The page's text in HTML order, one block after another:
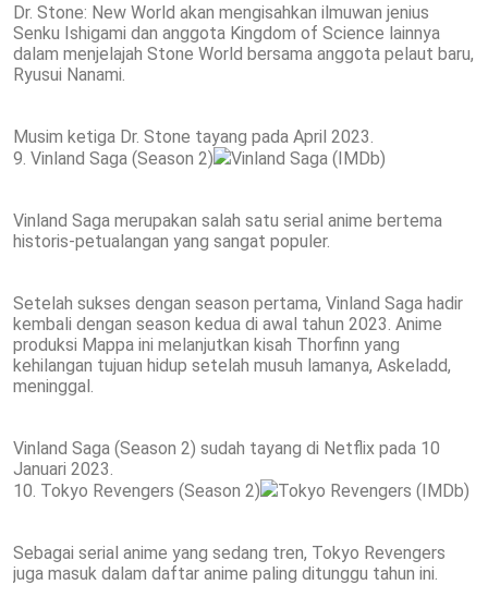
Dr. Stone: New World akan mengisahkan ilmuwan jenius
Senku Ishigami dan anggota Kingdom of Science lainnya
dalam menjelajah Stone World bersama anggota pelaut baru,
Ryusui Nanami.
Musim ketiga Dr. Stone tayang pada April 2023.
9. Vinland Saga (Season 2)
Vinland Saga (IMDb)
Vinland Saga merupakan salah satu serial anime bertema
historis-petualangan yang sangat populer.
Setelah sukses dengan season pertama, Vinland Saga hadir
kembali dengan season kedua di awal tahun 2023. Anime
produksi Mappa ini melanjutkan kisah Thorfinn yang
kehilangan tujuan hidup setelah musuh lamanya, Askeladd,
meninggal.
Vinland Saga (Season 2) sudah tayang di Netflix pada 10
Januari 2023.
10. Tokyo Revengers (Season 2)
Tokyo Revengers (IMDb)
Sebagai serial anime yang sedang tren, Tokyo Revengers
juga masuk dalam daftar anime paling ditunggu tahun ini.